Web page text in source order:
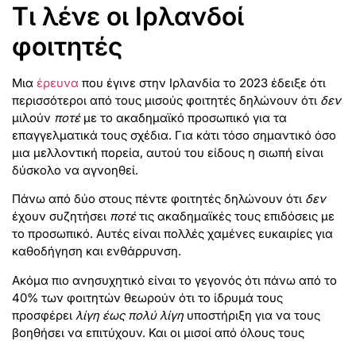
Τι λένε οι Ιρλανδοί
φοιτητές
Μια έρευνα που έγινε στην Ιρλανδία το 2023 έδειξε ότι
περισσότεροι από τους μισούς φοιτητές δηλώνουν ότι δεν
μιλούν ποτέμε το ακαδημαϊκό προσωπικό για τα
επαγγελματικά τους σχέδια. Για κάτι τόσο σημαντικό όσο
μια μελλοντική πορεία, αυτού του είδους η σιωπή είναι
δύσκολο να αγνοηθεί.
Πάνω από δύο στους πέντε φοιτητές δηλώνουν ότι δεν
έχουν συζητήσει ποτέτις ακαδημαϊκές τους επιδόσεις με
το προσωπικό. Αυτές είναι πολλές χαμένες ευκαιρίες για
καθοδήγηση και ενθάρρυνση.
Ακόμα πιο ανησυχητικό είναι το γεγονός ότι πάνω από το
40% των φοιτητών θεωρούν ότι το ίδρυμά τους
προσφέρει λίγη έως πολύ λίγη υποστήριξη για να τους
βοηθήσει να επιτύχουν. Και οι μισοί από όλους τους